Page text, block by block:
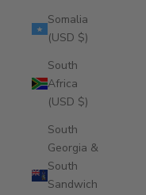
Somalia
(USD $)
South
Africa
(USD $)
South
Georgia &
South
Sandwich